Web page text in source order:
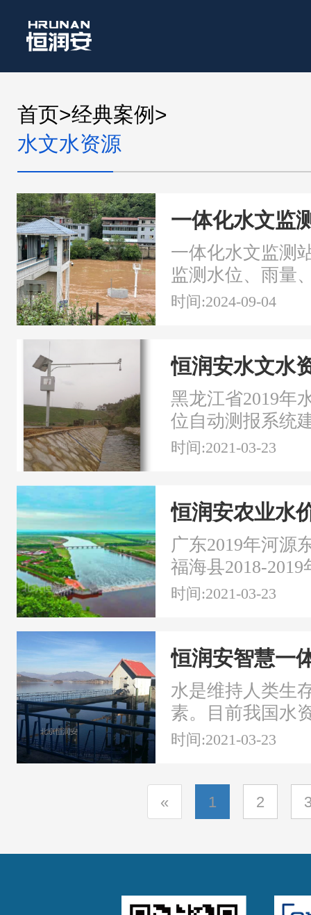
首页>经典案例 >
水文水资源
一体化水文监
一体化水文监测
监测水位、雨量
素，远程实时监
时间:2024-09-04
黑龙江省2019年
位自动测报系统
县2018年13个乡
时间:2021-03-23
广东2019年河源
福海县2018-
目 ，齐齐哈尔市
县2018年悦来灌
工程
时间:2021-03-23
恒润安智慧一
水是维持人类生
素。目前我国水
重，水质监测是
活潜在的水环境
的生态环境...
时间:2021-03-23
« 1 2